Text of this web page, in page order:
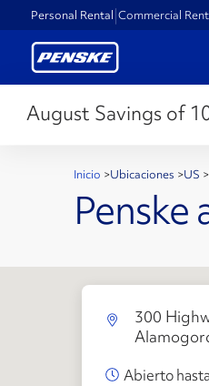
Personal Rental Commercial
August Savings of
Inicio >Ubicaciones >US >
300
Abierto